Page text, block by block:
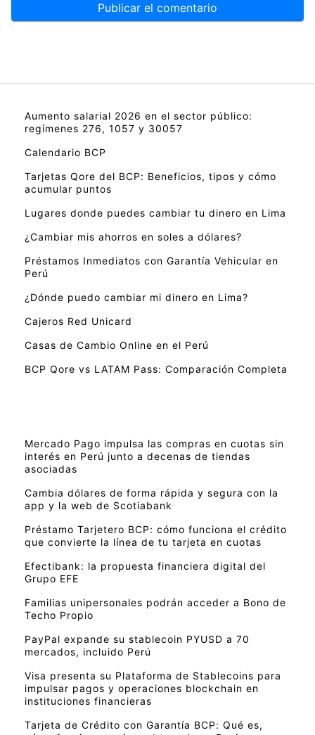
Aumento salarial 2026 en el sector público:
regímenes 276, 1057 y 30057
Calendario BCP
Tarjetas Qore del BCP: Beneficios, tipos y cómo
acumular puntos
Lugares donde puedes cambiar tu dinero en Lima
¿Cambiar mis ahorros en soles a dólares?
Préstamos Inmediatos con Garantía Vehicular en
Perú
¿Dónde puedo cambiar mi dinero en Lima?
Cajeros Red Unicard
Casas de Cambio Online en el Perú
BCP Qore vs LATAM Pass: Comparación Completa
Mercado Pago impulsa las compras en cuotas sin
interés en Perú junto a decenas de tiendas
asociadas
Cambia dólares de forma rápida y segura con la
app y la web de Scotiabank
Préstamo Tarjetero BCP: cómo funciona el crédito
que convierte la línea de tu tarjeta en cuotas
Efectibank: la propuesta financiera digital del
Grupo EFE
Familias unipersonales podrán acceder a Bono de
Techo Propio
PayPal expande su stablecoin PYUSD a 70
mercados, incluido Perú
Visa presenta su Plataforma de Stablecoins para
impulsar pagos y operaciones blockchain en
instituciones financieras
Tarjeta de Crédito con Garantía BCP: Qué es,